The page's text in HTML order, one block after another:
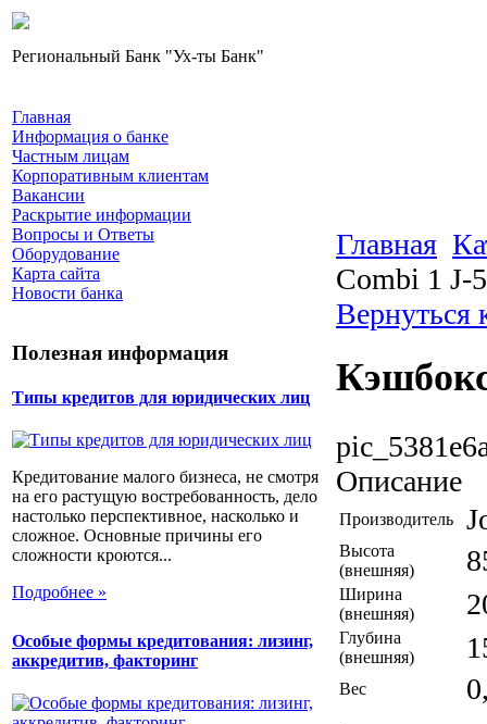
Региональный Банк "Ух-ты Банк"
Главная
Информация о банке
Частным лицам
Корпоративным клиентам
Вакансии
Раскрытие информации
Вопросы и Ответы
Оборудование
Карта сайта
Новости банка
Полезная информация
Типы кредитов для юридических лиц
Кредитование малого бизнеса, не смотря
на его растущую востребованность, дело
настолько перспективное, насколько и
сложное. Основные причины его
сложности кроются...
Подробнее »
Особые формы кредитования: лизинг,
аккредитив, факторинг
Главная
Combi 1 J-
Описание
Производитель
Высота
(внешняя)
Ширина
(внешняя)
Глубина
(внешняя)
Вес